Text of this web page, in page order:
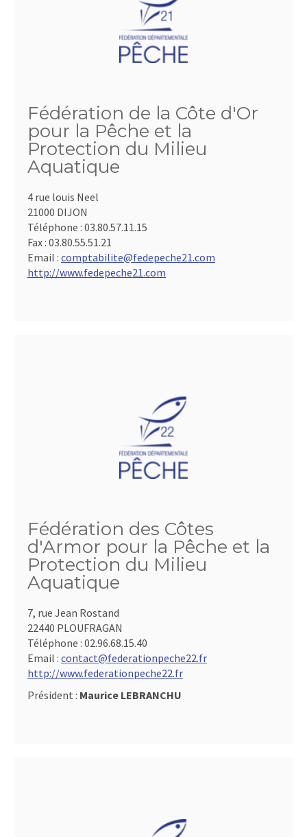
Fédération de la Côte d'Or
pour la Pêche et la
Protection du Milieu
Aquatique
4 rue louis Neel
21000 DIJON
Téléphone : 03.80.57.11.15
Fax : 03.80.55.51.21
Email : comptabilite@fedepeche21.com
http://www.fedepeche21.com
Fédération des Côtes
d'Armor pour la Pêche et la
Protection du Milieu
Aquatique
7, rue Jean Rostand
22440 PLOUFRAGAN
Téléphone : 02.96.68.15.40
Email : contact@federationpeche22.fr
http://www.federationpeche22.fr
Président : Maurice LEBRANCHU